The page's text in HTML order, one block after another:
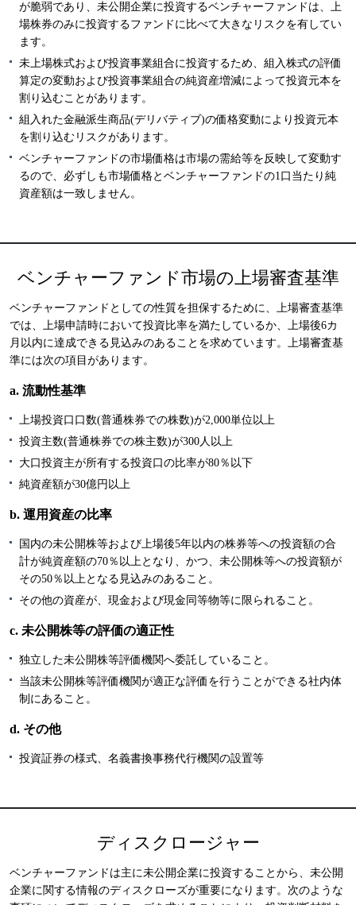
が脆弱であり、未公開企業に投資するベンチャーファンドは、上
場株券のみに投資するファンドに比べて大きなリスクを有してい
ます。
未上場株式および投資事業組合に投資するため、組入株式の評価
算定の変動および投資事業組合の純資産増減によって投資元本を
割り込むことがあります。
組入れた金融派生商品(デリバティブ)の価格変動により投資元本
を割り込むリスクがあります。
ベンチャーファンドの市場価格は市場の需給等を反映して変動す
るので、必ずしも市場価格とベンチャーファンドの1口当たり純
資産額は一致しません。
ベンチャーファンド市場の上場審査基準
ベンチャーファンドとしての性質を担保するために、上場審査基準
では、上場申請時において投資比率を満たしているか、上場後6カ
月以内に達成できる見込みのあることを求めています。上場審査基
準には次の項目があります。
a. 流動性基準
上場投資口口数(普通株券での株数)が2,000単位以上
投資主数(普通株券での株主数)が300人以上
大口投資主が所有する投資口の比率が80％以下
純資産額が30億円以上
b. 運用資産の比率
国内の未公開株等および上場後5年以内の株券等への投資額の合
計が純資産額の70％以上となり、かつ、未公開株等への投資額が
その50％以上となる見込みのあること。
その他の資産が、現金および現金同等物等に限られること。
c. 未公開株等の評価の適正性
独立した未公開株等評価機関へ委託していること。
当該未公開株等評価機関が適正な評価を行うことができる社内体
制にあること。
d. その他
投資証券の様式、名義書換事務代行機関の設置等
ディスクロージャー
ベンチャーファンドは主に未公開企業に投資することから、未公開
企業に関する情報のディスクローズが重要になります。次のような